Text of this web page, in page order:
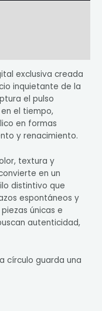
exclusiva creada
inquietante de la
el pulso
el tiempo,
en formas
y renacimiento.
textura y
en un
distintivo que
espontáneos y
únicas e
autenticidad,
círculo guarda una